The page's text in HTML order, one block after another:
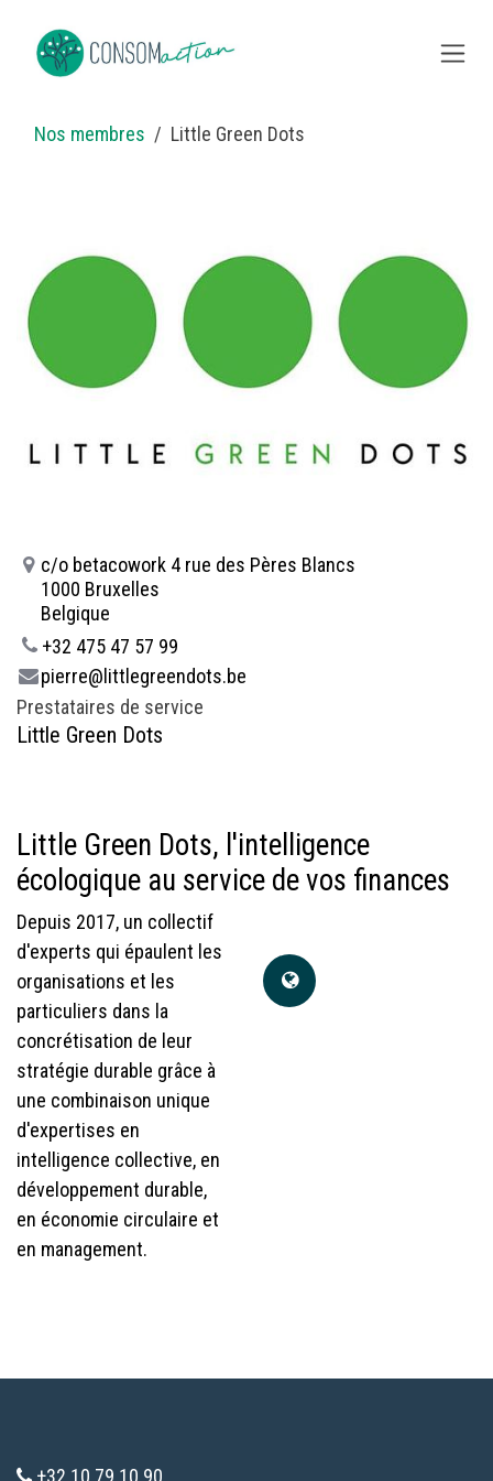
Nos membres Little Green Dots
c/o betacowork 4 rue des Pères Blancs
1000 Bruxelles
Belgique
+32 475 47 57 99
pierre@littlegreendots.be
Prestataires de service
Little Green Dots
Little Green Dots, l'intelligence
écologique au service de vos finances
Depuis 2017, un collectif
d'experts qui épaulent les
organisations et les
particuliers dans la
concrétisation de leur
stratégie durable grâce à
une combinaison unique
d'expertises en
intelligence collective, en
développement durable,
en économie circulaire et
en management.
+32 10 79 10 90